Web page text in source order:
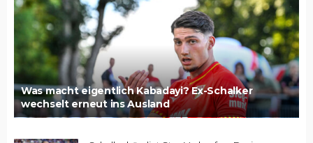
Was macht eigentlich Kabadayi? Ex-Schalker
wechselt erneut ins Ausland